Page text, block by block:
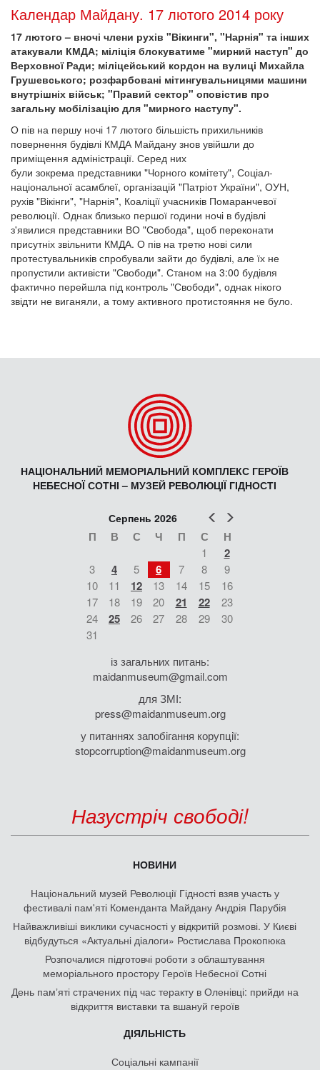
Календар Майдану. 17 лютого 2014 року
17 лютого – вночі члени рухів "Вікинги", "Нарнія" та інших
атакували КМДА; міліція блокуватиме "мирний наступ" до
Верховної Ради; міліцейський кордон на вулиці Михайла
Грушевського; розфарбовані мітингувальницями машини
внутрішніх військ; "Правий сектор" оповістив про
загальну мобілізацію для "мирного наступу".
О пів на першу ночі 17 лютого більшість прихильників
повернення будівлі КМДА Майдану знов увійшли до
приміщення адміністрації. Серед них
були зокрема представники "Чорного комітету", Соціал-
національної асамблеї, організацій "Патріот України", ОУН,
рухів "Вікінги", "Нарнія", Коаліції учасників Помаранчевої
революції. Однак близько першої години ночі в будівлі
з'явилися представники ВО "Свобода", щоб переконати
присутніх звільнити КМДА. О пів на третю нові сили
протестувальників спробували зайти до будівлі, але їх не
пропустили активісти "Свободи". Станом на 3:00 будівля
фактично перейшла під контроль "Свободи", однак нікого
звідти не виганяли, а тому активного протистояння не було.
НАЦІОНАЛЬНИЙ МЕМОРІАЛЬНИЙ КОМПЛЕКС ГЕРОЇВ
НЕБЕСНОЇ СОТНІ – МУЗЕЙ РЕВОЛЮЦІЇ ГІДНОСТІ
Попер
Серпень 2026
П В С Ч П С Н
1 2
3 4 5 6 7 8
9
10
11 12 13 14 15
16
17
18 19 20 21 22
23
24
25 26 27 28 29
30
31
із загальних питань:
maidanmuseum@gmail.com
для ЗМІ:
press@maidanmuseum.org
у питаннях запобігання корупції:
stopcorruption@maidanmuseum.org
Назустріч свободі!
НОВИНИ
Національний музей Революції Гідності взяв участь у
фестивалі пам'яті Коменданта Майдану Андрія Парубія
Найважливіші виклики сучасності у відкритій розмові. У Києві
відбудуться «Актуальні діалоги» Ростислава Прокопюка
Розпочалися підготовчі роботи з облаштування
меморіального простору Героїв Небесної Сотні
День памʼяті страчених під час теракту в Оленівці: прийди на
відкриття виставки та вшануй героїв
ДІЯЛЬНІСТЬ
Соціальні кампанії